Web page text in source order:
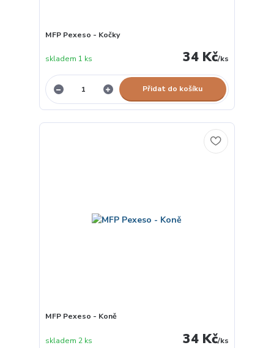
MFP Pexeso - Kočky
34 Kč/ks
skladem 1 ks
Přidat do košíku
MFP Pexeso - Koně
34 Kč/ks
skladem 2 ks